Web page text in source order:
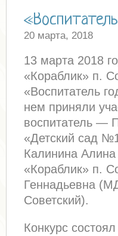
20 марта, 2018
13 марта 2018
«Кораблик» п.
«Воспитатель
нем приняли
воспитатель —
«Детский сад
Калинина
«Кораблик» п.
Геннадьевна
Советский).
Конкурс